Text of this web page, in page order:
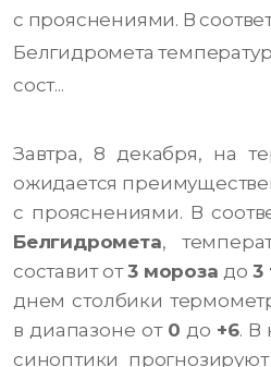
с прояснениями. В
Белгидромета
сост...
Завтра, 8 декабря, на
ожидается
с прояснениями. В
Белгидромета,
составит от3 мороза до 3
днем столбики
в диапазоне от 0 до +6. В
синоптики